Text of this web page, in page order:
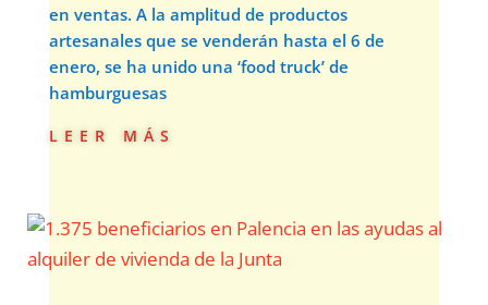
en ventas. A la amplitud de productos
artesanales que se venderán hasta el 6 de
enero, se ha unido una ‘food truck’ de
hamburguesas
leer más